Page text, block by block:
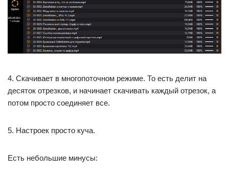
4. Скачивает в многопоточном режиме. То есть делит на
десяток отрезков, и начинает скачивать каждый отрезок, а
потом просто соединяет все.
5. Настроек просто куча.
Есть небольшие минусы: